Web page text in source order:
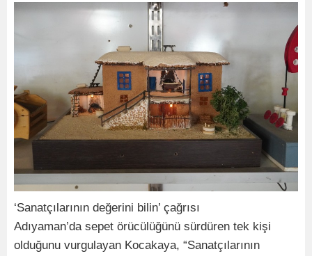
‘Sanatçılarının değerini bilin’ çağrısı
Adıyaman’da sepet örücülüğünü sürdüren tek kişi
olduğunu vurgulayan Kocakaya, “Sanatçılarının